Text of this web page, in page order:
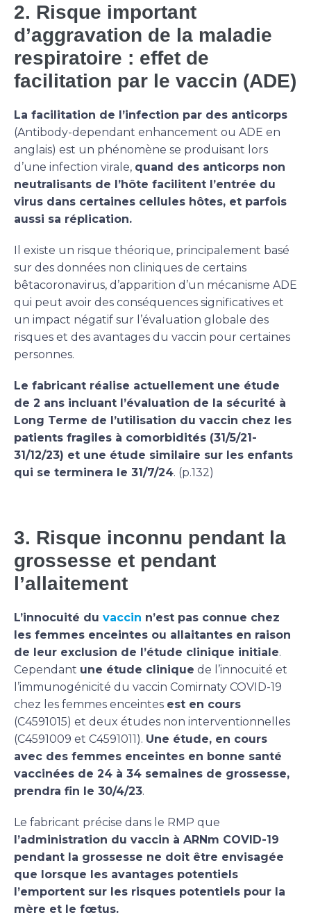
2. Risque important
d’aggravation de la maladie
respiratoire : effet de
facilitation par le vaccin (ADE)
La facilitation de l’infection par des anticorps
(Antibody-dependant enhancement ou ADE en
anglais) est un phénomène se produisant lors
d’une infection virale, quand des anticorps non
neutralisants de l’hôte facilitent l’entrée du
virus dans certaines cellules hôtes, et parfois
aussi sa réplication.
Il existe un risque théorique, principalement basé
sur des données non cliniques de certains
bêtacoronavirus, d’apparition d’un mécanisme ADE
qui peut avoir des conséquences significatives et
un impact négatif sur l’évaluation globale des
risques et des avantages du vaccin pour certaines
personnes.
Le fabricant réalise actuellement une étude
de 2 ans incluant l’évaluation de la sécurité à
Long Terme de l’utilisation du vaccin chez les
patients fragiles à comorbidités (31/5/21-
31/12/23) et une étude similaire sur les enfants
qui se terminera le 31/7/24. (p.132)
3. Risque inconnu pendant la
grossesse et pendant
l’allaitement
L’innocuité du vaccin n’est pas connue chez
les femmes enceintes ou allaitantes en raison
de leur exclusion de l’étude clinique initiale.
Cependant une étude clinique de l’innocuité et
l’immunogénicité du vaccin Comirnaty COVID-19
chez les femmes enceintes est en cours
(C4591015) et deux études non interventionnelles
(C4591009 et C4591011). Une étude, en cours
avec des femmes enceintes en bonne santé
vaccinées de 24 à 34 semaines de grossesse,
prendra fin le 30/4/23.
Le fabricant précise dans le RMP que
l’administration du vaccin à ARNm COVID-19
pendant la grossesse ne doit être envisagée
que lorsque les avantages potentiels
l’emportent sur les risques potentiels pour la
mère et le fœtus.